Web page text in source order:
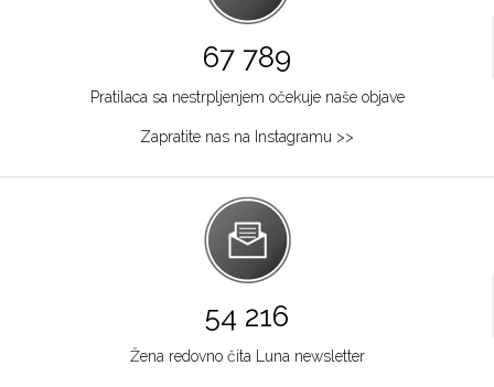
67 789
Pratilaca sa nestrpljenjem očekuje naše objave
Zapratite nas na Instagramu >>
54 216
Žena redovno čita Luna newsletter